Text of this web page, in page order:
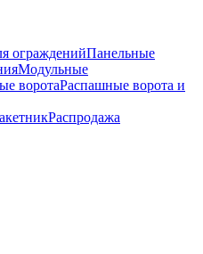
огражденийПанельные
Модульные
воротаРаспашные ворота и
Распродажа